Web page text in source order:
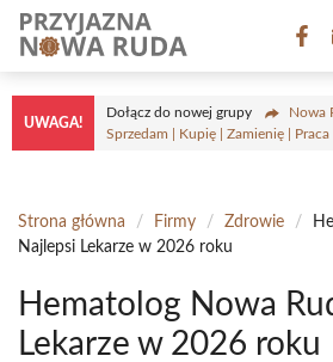
Przejdź
treści
UWAGA!
Dołącz do nowej grupy
Nowa
Sprzedam | Kupię | Zamienię | Praca
Strona główna / Firmy / Zdrowie /
Najlepsi Lekarze w 2026 roku
Hematolog Nowa
Lekarze w 2026 roku